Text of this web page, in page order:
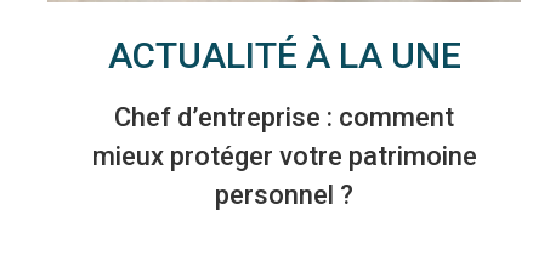
ACTUALITÉ À LA UNE
Chef d’entreprise : comment
mieux protéger votre patrimoine
personnel ?